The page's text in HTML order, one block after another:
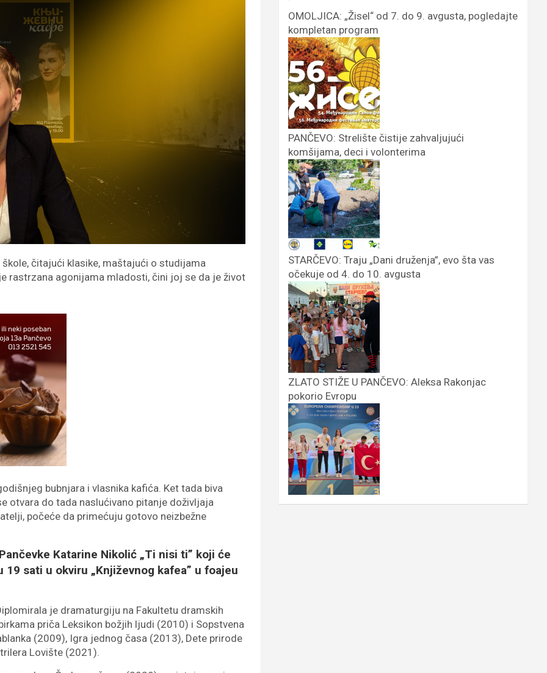
čitajući klasike, maštajući o studijama
rastrzana agonijama mladosti, čini joj se da je život
bubnjara i vlasnika kafića. Ket tada biva
otvara do tada naslućivano pitanje doživljaja
počeće da primećuju gotovo neizbežne
Katarine Nikolić „Ti nisi ti” koji će
sati u okviru „Književnog kafea” u foajeu
je dramaturgiju na Fakultetu dramskih
priča Leksikon božjih ljudi (2010) i Sopstvena
(2009), Igra jednog časa (2013), Dete prirode
Lovište (2021).
OMOLJICA: „Žisel“ od 7. do 9. avgusta, pogledajte
kompletan program
PANČEVO: Strelište čistije zahvaljujući
komšijama, deci i volonterima
STARČEVO: Traju „Dani druženja”, evo šta vas
očekuje od 4. do 10. avgusta
ZLATO STIŽE U PANČEVO: Aleksa Rakonjac
pokorio Evropu